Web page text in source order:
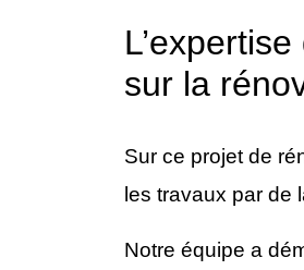
sur la
Sur ce projet de
les travaux par de
Notre équipe a